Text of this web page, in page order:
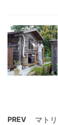
PREV
マト